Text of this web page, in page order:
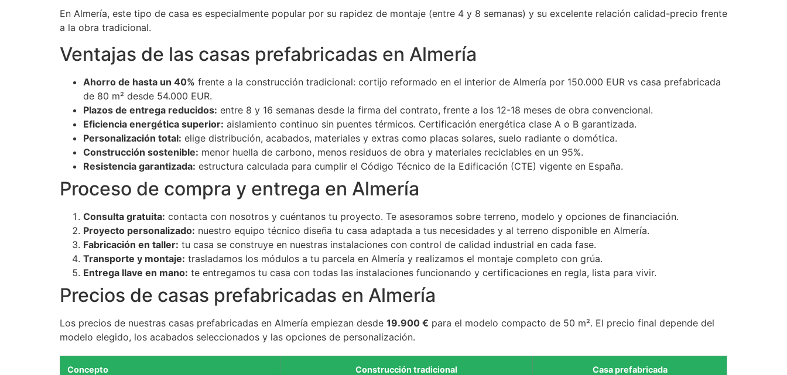
En Almería, este tipo de casa es especialmente popular por su rapidez de montaje (entre 4 y 8 semanas) y su excelente relación calidad-precio frente
a la obra tradicional.
Ventajas de las casas prefabricadas en Almería
Ahorro de hasta un 40% frente a la construcción tradicional: cortijo reformado en el interior de Almería por 150.000 EUR vs casa prefabricada
de 80 m² desde 54.000 EUR.
Plazos de entrega reducidos: entre 8 y 16 semanas desde la firma del contrato, frente a los 12-18 meses de obra convencional.
Eficiencia energética superior: aislamiento continuo sin puentes térmicos. Certificación energética clase A o B garantizada.
Personalización total: elige distribución, acabados, materiales y extras como placas solares, suelo radiante o domótica.
Construcción sostenible: menor huella de carbono, menos residuos de obra y materiales reciclables en un 95%.
Resistencia garantizada: estructura calculada para cumplir el Código Técnico de la Edificación (CTE) vigente en España.
Proceso de compra y entrega en Almería
Consulta gratuita: contacta con nosotros y cuéntanos tu proyecto. Te asesoramos sobre terreno, modelo y opciones de financiación.
Proyecto personalizado: nuestro equipo técnico diseña tu casa adaptada a tus necesidades y al terreno disponible en Almería.
Fabricación en taller: tu casa se construye en nuestras instalaciones con control de calidad industrial en cada fase.
Transporte y montaje: trasladamos los módulos a tu parcela en Almería y realizamos el montaje completo con grúa.
Entrega llave en mano: te entregamos tu casa con todas las instalaciones funcionando y certificaciones en regla, lista para vivir.
Precios de casas prefabricadas en Almería
Los precios de nuestras casas prefabricadas en Almería empiezan desde 19.900 € para el modelo compacto de 50 m². El precio final depende del
modelo elegido, los acabados seleccionados y las opciones de personalización.
Concepto Construcción tradicional Casa prefabricada